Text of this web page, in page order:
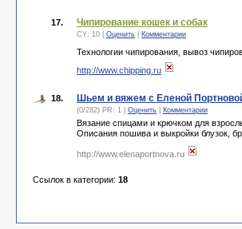
17. Чипирование кошек и собак
CY: 10 | Оценить Комментарии
Технологии чипирования, вывоз
http://www.chipping.ru
18. Шьем и вяжем с Еленой
(0/282) PR: 1 | Оценить Комментарии
Вязание спицами и крючком для
Описания пошива и выкройки блузок,
http://www.elenaportnova.ru
Ссылок в категории: 18